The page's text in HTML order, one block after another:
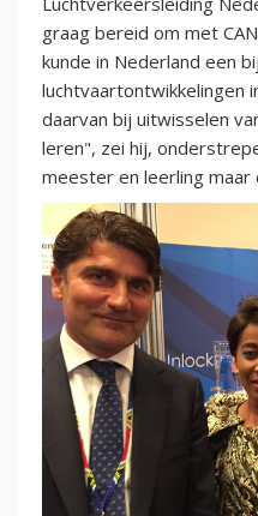
graag bereid om met
kunde in Nederland een
luchtvaartontwikkelingen
daarvan bij uitwisselen
leren", zei hij,
meester en leerling maar